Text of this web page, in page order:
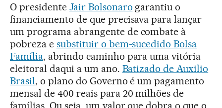
O presidente Jair Bolsonaro garantiu o
financiamento de que precisava para lançar
um programa abrangente de combate à
pobreza e substituir o bem-sucedido Bolsa
Família, abrindo caminho para uma vitória
eleitoral daqui a um ano. Batizado de Auxilio
Brasil, o plano do Governo é um pagamento
mensal de 400 reais para 20 milhões de
famílias. Ou seja, um valor que dobra o que o